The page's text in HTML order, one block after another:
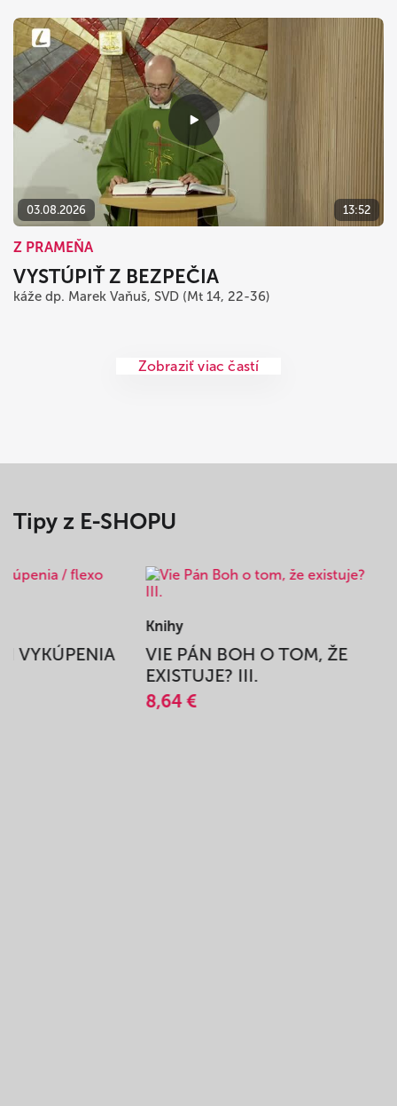
03.08.2026 13:52
Z PRAMEŇA
VYSTÚPIŤ Z BEZPEČIA
káže dp. Marek Vaňuš, SVD (Mt 14, 22-36)
Zobraziť viac častí
Tipy z E-SHOPU
VYKÚPENIA
Knihy
VIE PÁN BOH O TOM, ŽE
EXISTUJE? III.
8,64 €